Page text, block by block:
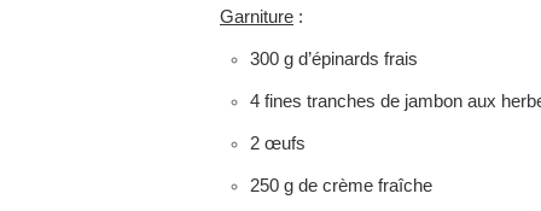
Garniture :
300 g d’épinards frais
4 fines tranches de jambon aux
2 œufs
250 g de crème fraîche